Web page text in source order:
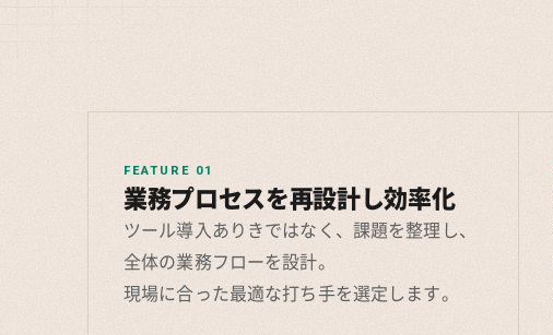
FEATURE 01
業務プロセスを再設計し効率化
ツール導入ありきではなく、課題を整理し、
全体の業務フローを設計。
現場に合った最適な打ち手を選定します。